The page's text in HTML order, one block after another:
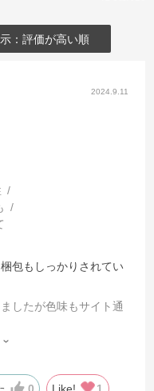
：評価が高い順
2024.9.11
包もしっかりされてい
したが色味もサイト通
かったのも安心しまし
お気に入りが増え大満
0 Like! 1